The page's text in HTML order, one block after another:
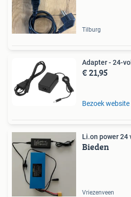
Tilburg
Adapter - 24-
€ 21,95
Bezoek website
Li.on power 24
Bieden
Vriezenveen